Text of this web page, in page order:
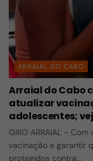
ARRAIAL DO CABO
Arraial do Cabo
atualizar
adolescentes;
GIRO ARRAIAL -
vacinação e garantir
protegidos contra...